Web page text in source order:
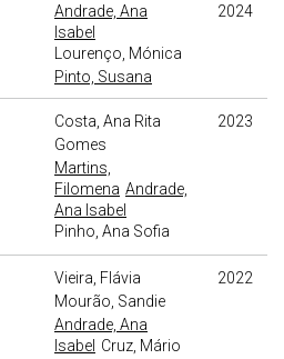
Andrade, Ana
Isabel
Lourenço, Mónica
Pinto, Susana
2024
Costa, Ana Rita
Gomes
Martins,
Filomena Andrade,
Ana Isabel
Pinho, Ana Sofia
2023
Vieira, Flávia
Mourão, Sandie
Andrade, Ana
Isabel Cruz, Mário
2022